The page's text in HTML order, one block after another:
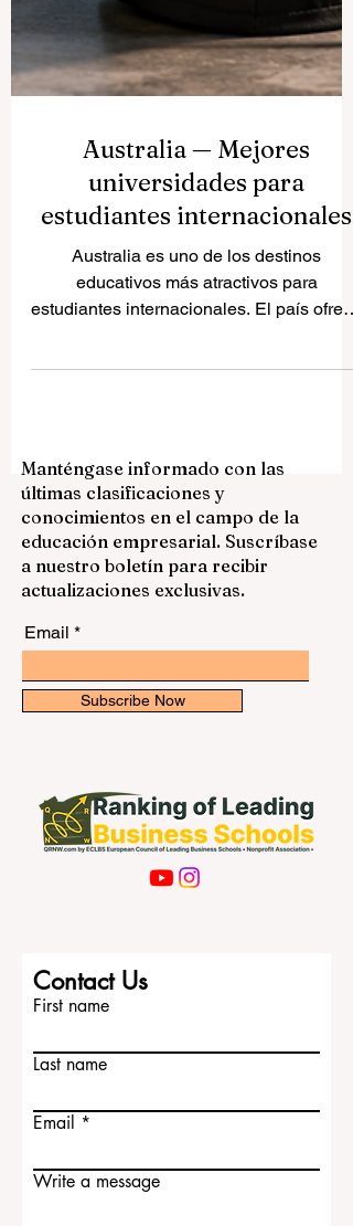
Australia — Mejores
universidades para
estudiantes internacionales
Australia es uno de los destinos
y oportunidades para crecer en un
ambiente global. Para muchos
estudiantes de España, América Latina y
otros países hispanohablantes, estudiar
en Australia puede ser una experiencia
académica y personal muy valiosa. Elegir
una universidad no depende solamente
del n
Manténgase informado con las
últimas clasificaciones y
conocimientos en el campo de la
educación empresarial. Suscríbase
actualizaciones exclusivas.
Email
First name
Last name
Email